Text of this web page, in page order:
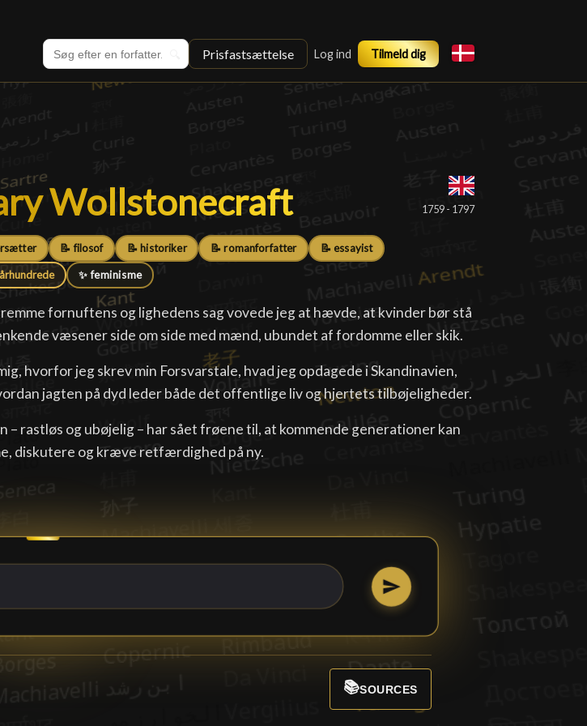
Prisfastsættelse Log ind Tilmeld dig
Wollstonecraft
Wollstonecraft█ 1759 - 1797
📝 filosof 📝 historiker 📝 romanforfatter 📝 essayist
✨ feminisme
fornuftens og lighedens sag vovede jeg at hævde, at kvinder bør stå
væsener side om side med mænd, ubundet af fordomme eller skik.
hvorfor jeg skrev min Forsvarstale, hvad jeg opdagede i Skandinavien,
jagten på dyd leder både det offentlige liv og hjertets tilbøjeligheder.
– rastløs og ubøjelig – har sået frøene til, at kommende generationer kan
diskutere og kræve retfærdighed på ny.
📚SOURCES